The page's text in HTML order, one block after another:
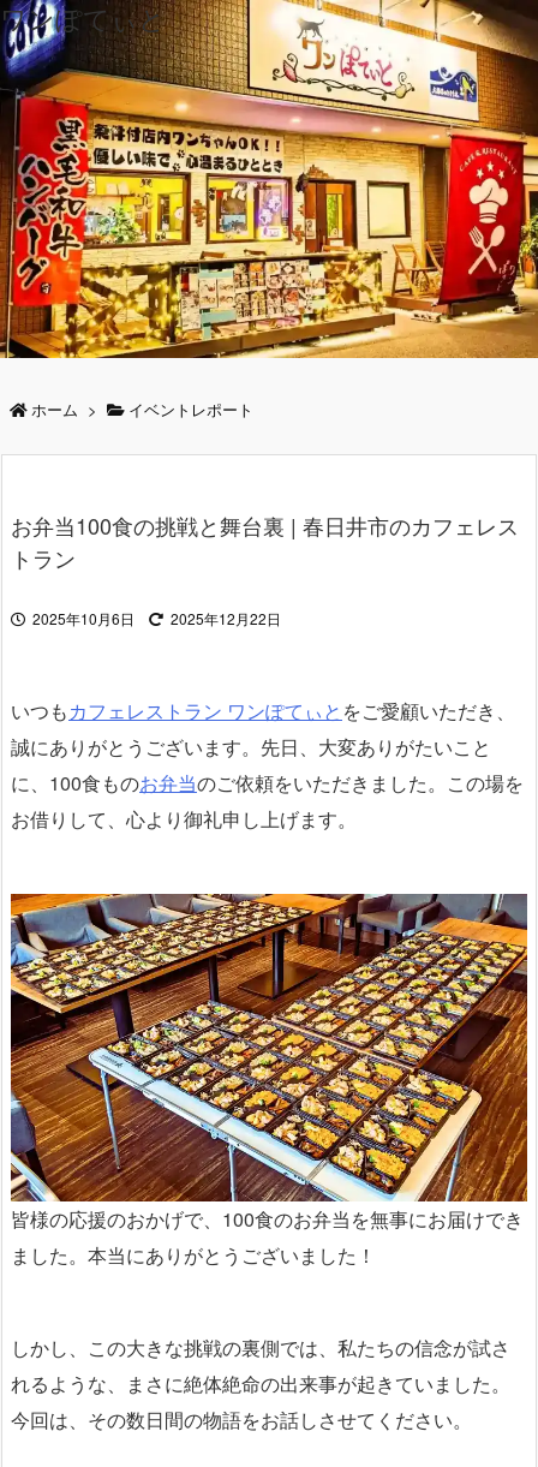
ワンぽてぃと
ホーム > イベントレポート
お弁当100食の挑戦と舞台裏 | 春日井市のカフェレス
トラン
2025年10月6日 2025年12月22日
いつもカフェレストラン ワンぽてぃと をご愛顧いただき、
誠にありがとうございます。先日、大変ありがたいこと
に、100食ものお弁当のご依頼をいただきました。この場を
お借りして、心より御礼申し上げます。
皆様の応援のおかげで、100食のお弁当を無事にお届けでき
ました。本当にありがとうございました！
しかし、この大きな挑戦の裏側では、私たちの信念が試さ
れるような、まさに絶体絶命の出来事が起きていました。
今回は、その数日間の物語をお話しさせてください。